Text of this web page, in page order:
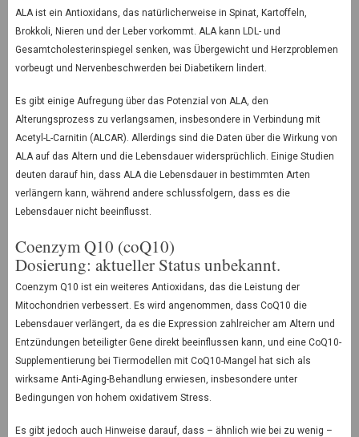
ALA ist ein Antioxidans, das natürlicherweise in Spinat, Kartoffeln,
Brokkoli, Nieren und der Leber vorkommt. ALA kann LDL- und
Gesamtcholesterinspiegel senken, was Übergewicht und Herzproblemen
vorbeugt und Nervenbeschwerden bei Diabetikern lindert.
Es gibt einige Aufregung über das Potenzial von ALA, den
Alterungsprozess zu verlangsamen, insbesondere in Verbindung mit
Acetyl-L-Carnitin (ALCAR). Allerdings sind die Daten über die Wirkung von
ALA auf das Altern und die Lebensdauer widersprüchlich. Einige Studien
deuten darauf hin, dass ALA die Lebensdauer in bestimmten Arten
verlängern kann, während andere schlussfolgern, dass es die
Lebensdauer nicht beeinflusst.
Coenzym Q10 (coQ10)
Dosierung: aktueller Status unbekannt.
Coenzym Q10 ist ein weiteres Antioxidans, das die Leistung der
Mitochondrien verbessert. Es wird angenommen, dass CoQ10 die
Lebensdauer verlängert, da es die Expression zahlreicher am Altern und
Entzündungen beteiligter Gene direkt beeinflussen kann, und eine CoQ10-
Supplementierung bei Tiermodellen mit CoQ10-Mangel hat sich als
wirksame Anti-Aging-Behandlung erwiesen, insbesondere unter
Bedingungen von hohem oxidativem Stress.
Es gibt jedoch auch Hinweise darauf, dass – ähnlich wie bei zu wenig –